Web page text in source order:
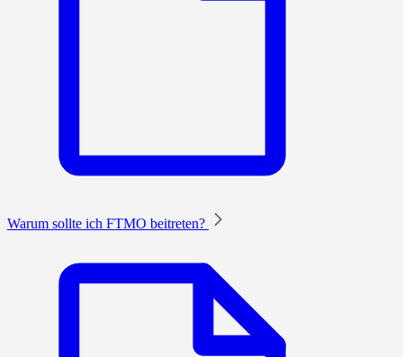
Warum sollte ich FTMO beitreten?